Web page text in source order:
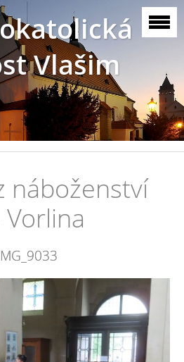
Vlašim
náboženství
Vorlina